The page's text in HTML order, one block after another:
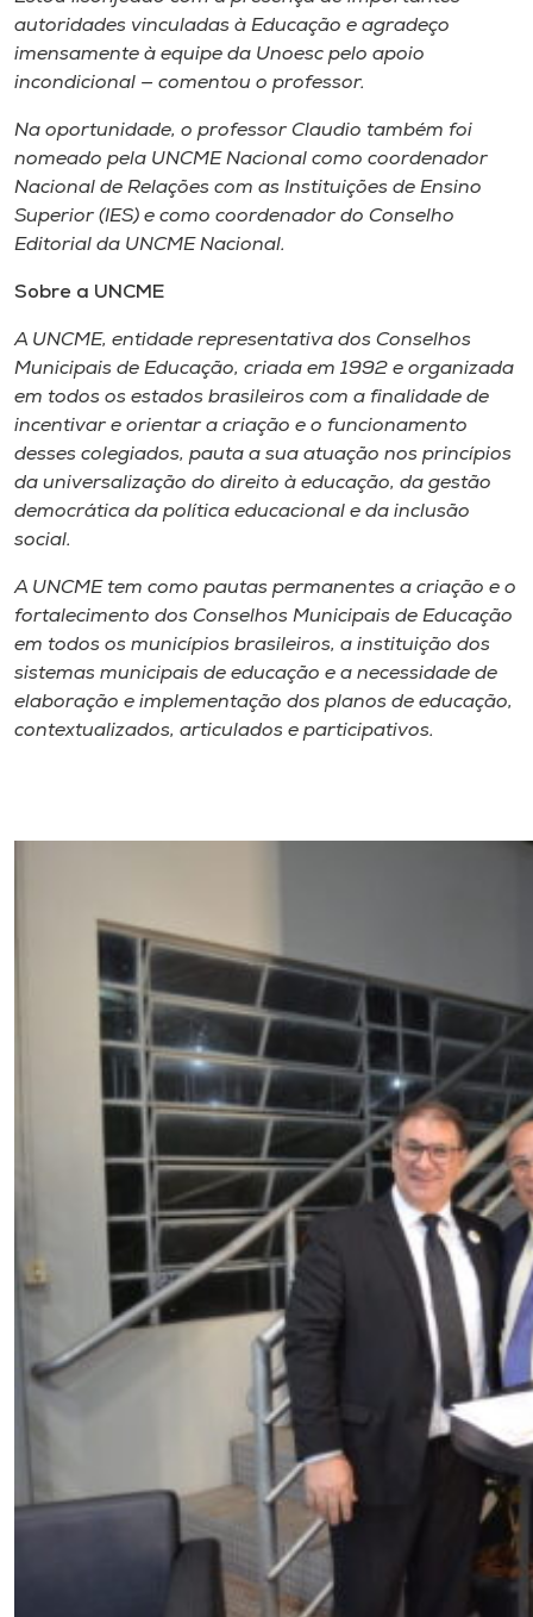
autoridades vinculadas à Educação e agradeço
imensamente à equipe da Unoesc pelo apoio
incondicional — comentou o professor.
Na oportunidade, o professor Claudio também foi
nomeado pela UNCME Nacional como coordenador
Nacional de Relações com as Instituições de Ensino
Superior (IES) e como coordenador do Conselho
Editorial da UNCME Nacional.
Sobre a UNCME
A UNCME, entidade representativa dos Conselhos
Municipais de Educação, criada em 1992 e organizada
em todos os estados brasileiros com a finalidade de
incentivar e orientar a criação e o funcionamento
desses colegiados, pauta a sua atuação nos princípios
da universalização do direito à educação, da gestão
democrática da política educacional e da inclusão
social.
A UNCME tem como pautas permanentes a criação e o
fortalecimento dos Conselhos Municipais de Educação
em todos os municípios brasileiros, a instituição dos
sistemas municipais de educação e a necessidade de
elaboração e implementação dos planos de educação,
contextualizados, articulados e participativos.